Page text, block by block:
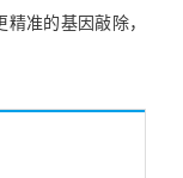
准的基因敲除，